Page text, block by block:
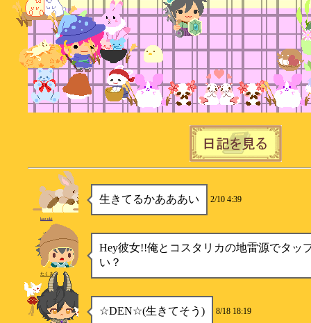
生きてるかあああい 2/10 4:39
kazuki
Hey彼女!!俺とコスタリカの地雷源でタッ
い？
たくま
☆DEN☆(生きてそう) 8/18 18:19